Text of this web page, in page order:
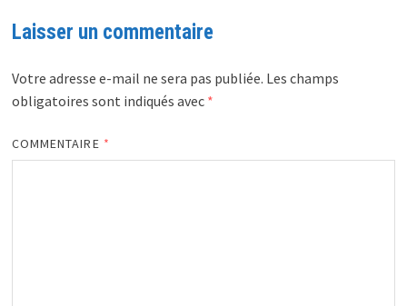
Laisser un commentaire
Votre adresse e-mail ne sera pas publiée. Les champs
obligatoires sont indiqués avec *
COMMENTAIRE *